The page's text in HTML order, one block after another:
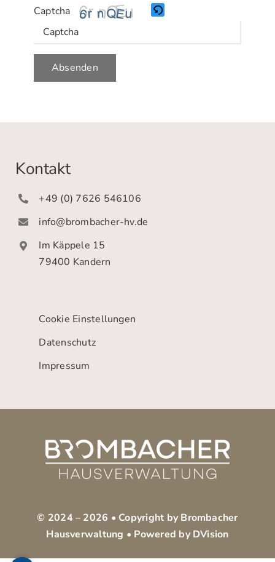
Captcha
Bitte
geben
Sie
Zeichen
um
zu
dass
Sie
sind.
Absenden
Kontakt
+49 (0) 7626 546106
info@brombacher-hv.de
Im Käppele 15
79400 Kandern
Cookie Einstellungen
Datenschutz
Impressum
© 2024 – 2026 • Copyright by Brombacher
Hausverwaltung • Powered byDVision